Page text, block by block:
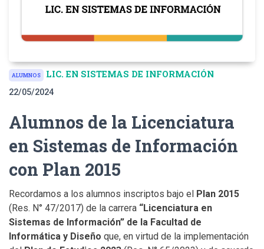
ALUMNOS LIC. EN SISTEMAS DE INFORMACIÓN
22/05/2024
Alumnos de la Licenciatura
en Sistemas de Información
con Plan 2015
Recordamos a los alumnos inscriptos bajo el Plan 2015
(Res. N° 47/2017) de la carrera “Licenciatura en
Sistemas de Información” de la Facultad de
Informática y Diseño que, en virtud de la implementación